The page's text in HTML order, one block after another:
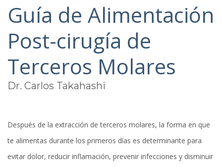
Guía de Alimentación
Post-cirugía de
Terceros Molares
Dr. Carlos Takahashi
Después de la extracción de terceros molares, la forma en que
te alimentas durante los primeros días es determinante para
evitar dolor, reducir inflamación, prevenir infecciones y disminuir